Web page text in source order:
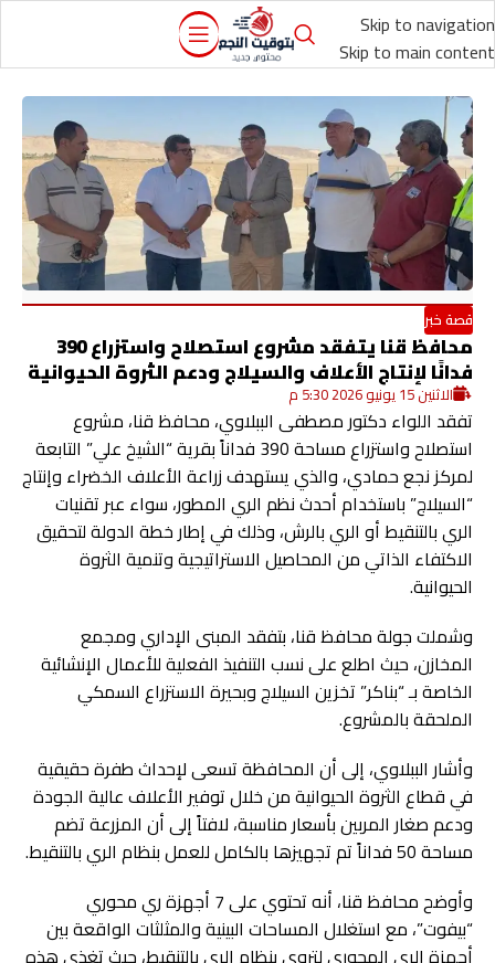
Skip to navigation
Skip to main content
قصة خبر
محافظ قنا يتفقد مشروع استصلاح واستزراع 390
فدانًا لإنتاج الأعلاف والسيلاج ودعم الثروة الحيوانية
الاثنين 15 يونيو 2026 5:30 م
تفقد اللواء دكتور مصطفى الببلاوي، محافظ قنا، مشروع
استصلاح واستزراع مساحة 390 فداناً بقرية “الشيخ علي” التابعة
لمركز نجع حمادي، والذي يستهدف زراعة الأعلاف الخضراء وإنتاج
“السيلاج” باستخدام أحدث نظم الري المطور، سواء عبر تقنيات
الري بالتنقيط أو الري بالرش، وذلك في إطار خطة الدولة لتحقيق
الاكتفاء الذاتي من المحاصيل الاستراتيجية وتنمية الثروة
الحيوانية.
وشملت جولة محافظ قنا، بتفقد المبنى الإداري ومجمع
المخازن، حيث اطلع على نسب التنفيذ الفعلية للأعمال الإنشائية
الخاصة بـ “بناكر” تخزين السيلاج وبحيرة الاستزراع السمكي
الملحقة بالمشروع.
وأشار الببلاوي، إلى أن المحافظة تسعى لإحداث طفرة حقيقية
في قطاع الثروة الحيوانية من خلال توفير الأعلاف عالية الجودة
ودعم صغار المربين بأسعار مناسبة، لافتاً إلى أن المزرعة تضم
مساحة 50 فداناً تم تجهيزها بالكامل للعمل بنظام الري بالتنقيط.
وأوضح محافظ قنا، أنه تحتوي على 7 أجهزة ري محوري
“بيفوت”، مع استغلال المساحات البينية والمثلثات الواقعة بين
أجهزة الري المحوري لتروى بنظام الري بالتنقيط، حيث تغذي هذه